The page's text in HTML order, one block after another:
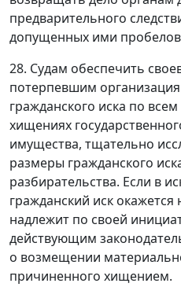
предварительного
допущенных ими
28. Судам обеспечить
потерпевшим
гражданского иска по
хищениях
имущества, тщательно
размеры гражданского
разбирательства. Если в
гражданский иск
надлежит по своей
действующим
о возмещении
причиненного хищением.